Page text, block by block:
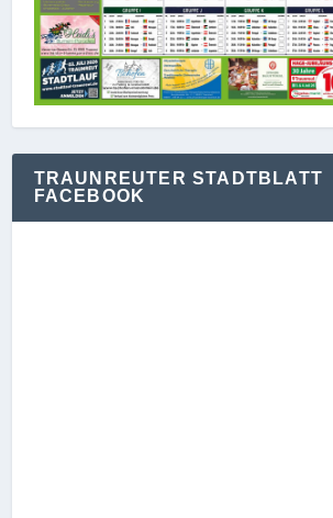
TRAUNREUTER STADTBLATT
FACEBOOK